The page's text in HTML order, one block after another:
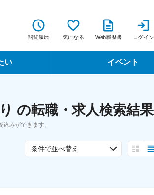
閲覧履歴 気になる Web履歴書 ログイン
い イベント
転職フェア
の転職・求人検索結果
みができます。
条件で並べ替え